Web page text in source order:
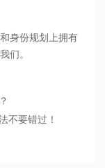
身份规划上拥有
们。
不要错过！